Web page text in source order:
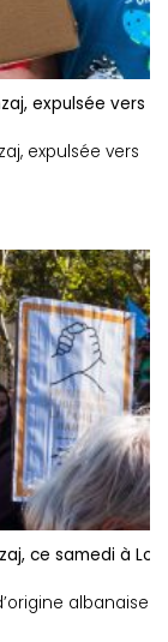
expulsée vers
expulsée vers
ce samedi à
albanaise